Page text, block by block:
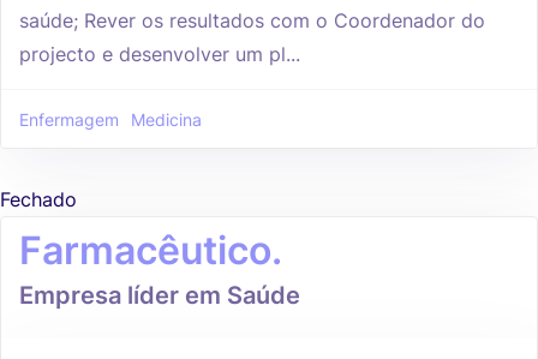
saúde; Rever os resultados com o Coordenador do
projecto e desenvolver um pl...
Enfermagem Medicina
Fechado
Farmacêutico.
Empresa líder em Saúde